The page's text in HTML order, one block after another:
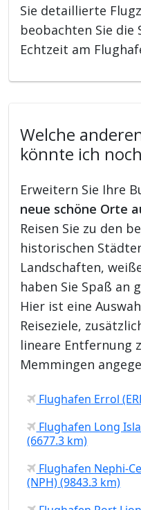
Sie detaillierte
beobachten Sie die
Echtzeit am
Welche
könnte ich
Erweitern Sie Ihre
neue schöne Orte
Reisen Sie zu den
historischen
Landschaften,
haben Sie Spaß an
Hier ist eine
Reiseziele,
lineare Entfernung
Memmingen
Flughafen Errol
Flughafen Long
(6677.3 km)
Flughafen Nephi-
(NPH) (9843.3 km)